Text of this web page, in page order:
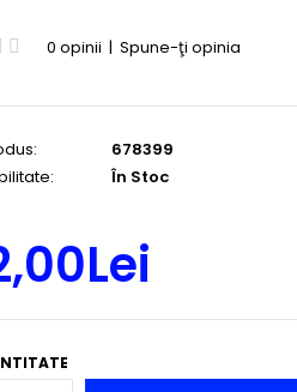
0 opinii | Spune-ţi opinia
678399
În Stoc